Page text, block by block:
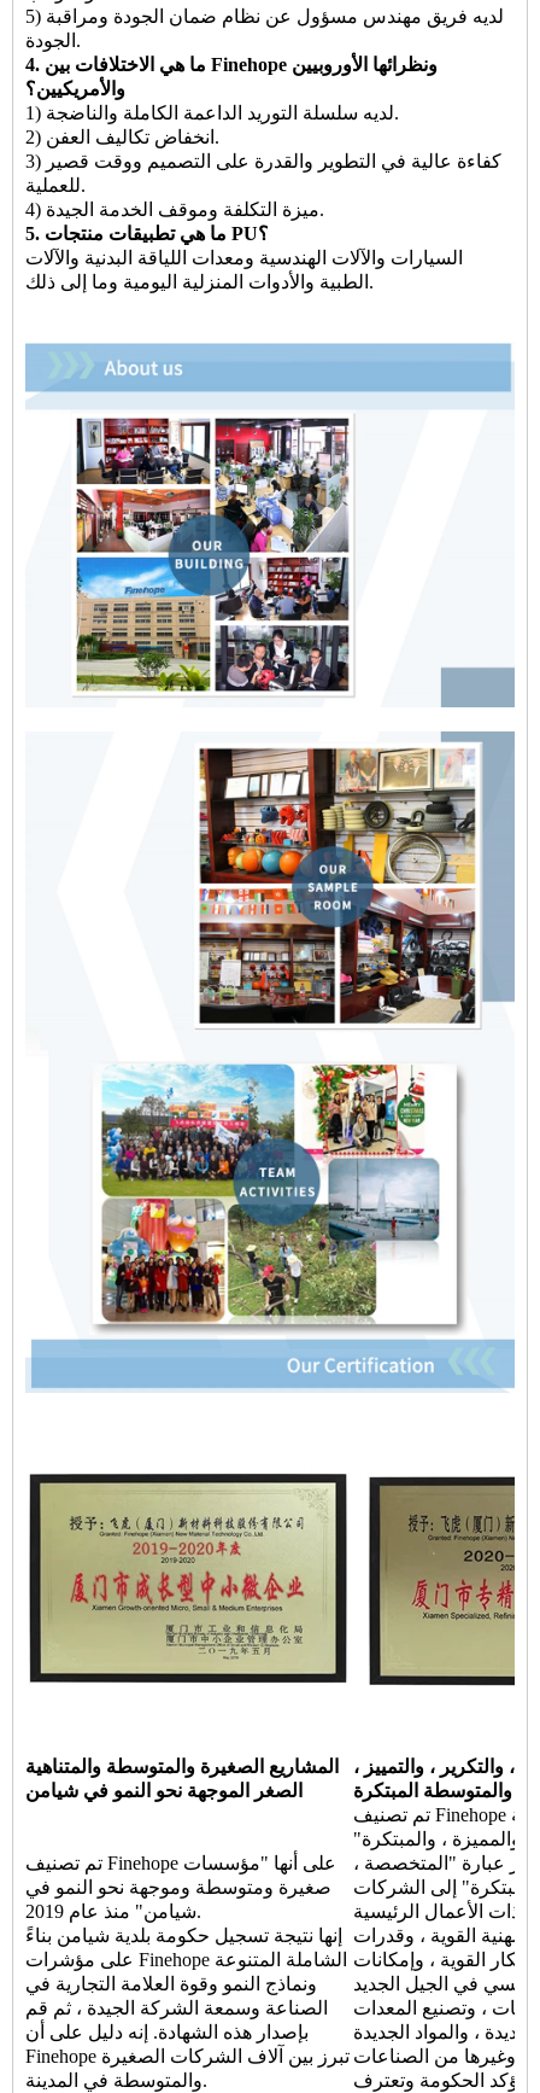
5) لديه فريق مهندس مسؤول عن نظام ضمان الجودة ومراقبة
الجودة.
4. ما هي الاختلافات بين Finehope ونظرائها الأوروبيين
والأمريكيين؟
1) لديه سلسلة التوريد الداعمة الكاملة والناضجة.
2) انخفاض تكاليف العفن.
3) كفاءة عالية في التطوير والقدرة على التصميم ووقت قصير
للعملية.
4) ميزة التكلفة وموقف الخدمة الجيدة.
5. ما هي تطبيقات منتجات PU؟
السيارات والآلات الهندسية ومعدات اللياقة البدنية والآلات
الطبية والأدوات المنزلية اليومية وما إلى ذلك.
المشاريع الصغيرة والمتوسطة والمتناهية
الصغر الموجهة نحو النمو في شيامن
والتكرير ، والتمييز ،
والمتوسطة المبتكرة
تم تصنيف Finehope على أنها "مؤسسات
صغيرة ومتوسطة وموجهة نحو النمو في
شيامن" منذ عام 2019.
إنها نتيجة تسجيل حكومة بلدية شيامن بناءً
على مؤشرات Finehope الشاملة المتنوعة
ونماذج النمو وقوة العلامة التجارية في
الصناعة وسمعة الشركة الجيدة ، ثم قم
بإصدار هذه الشهادة. إنه دليل على أن
Finehope تبرز بين آلاف الشركات الصغيرة
والمتوسطة في المدينة.
تم تصنيف Finehope على أنها "شركة Xiamen
والمميزة ، والمبتكرة"
عام 2020. تشير عبارة "المتخصصة ،
والمبتكرة" إلى الشركات
ذات الأعمال الرئيسية
القوية ، وقدرات
القوية ، وإمكانات
في الجيل الجديد
، وتصنيع المعدات
، والمواد الجديدة
وغيرها من الصناعات
تؤكد الحكومة وتعترف